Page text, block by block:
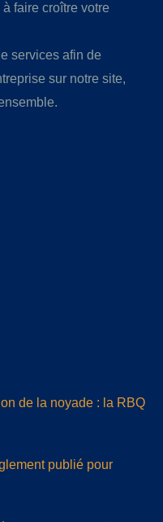
faire croître votre
services afin de
sur notre site,
de la noyade : la RBQ
publié pour